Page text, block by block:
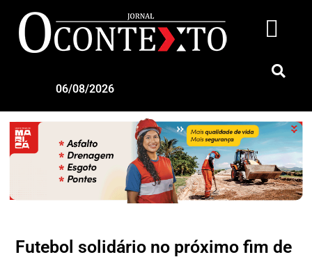
06/08/2026
Futebol solidário no próximo fim de